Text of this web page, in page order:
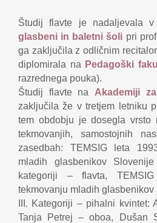
Študij flavte je nadaljevala
glasbeni in baletni šoli pri
ga zaključila z odličnim
diplomirala na Pedagoški
razrednega pouka).
Študij flavte na Akademiji
zaključila že v tretjem letniku
tem obdobju je dosegla vrsto
tekmovanjih, samostojnih
zasedbah: TEMSIG leta
mladih glasbenikov
kategoriji – flavta,
tekmovanju mladih
III. Kategoriji – pihalni kvintet:
Tanja Petrej – oboa, Dušan